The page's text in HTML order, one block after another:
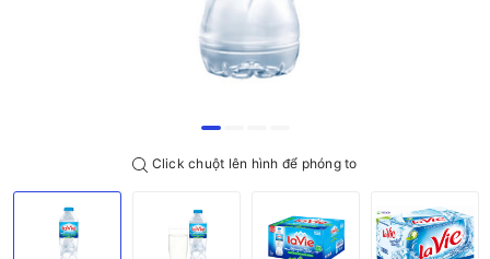
Click chuột lên hình để phóng to